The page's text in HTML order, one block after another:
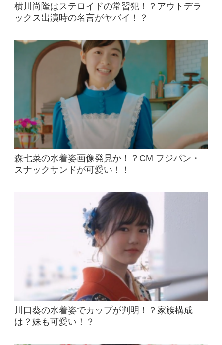
横川尚隆はステロイドの常習犯！？アウトデラ
ックス出演時の名言がヤバイ！？
森七菜の水着姿画像発見か！？CM フジパン・
スナックサンドが可愛い！！
川口葵の水着姿でカップが判明！？家族構成
は？妹も可愛い！？